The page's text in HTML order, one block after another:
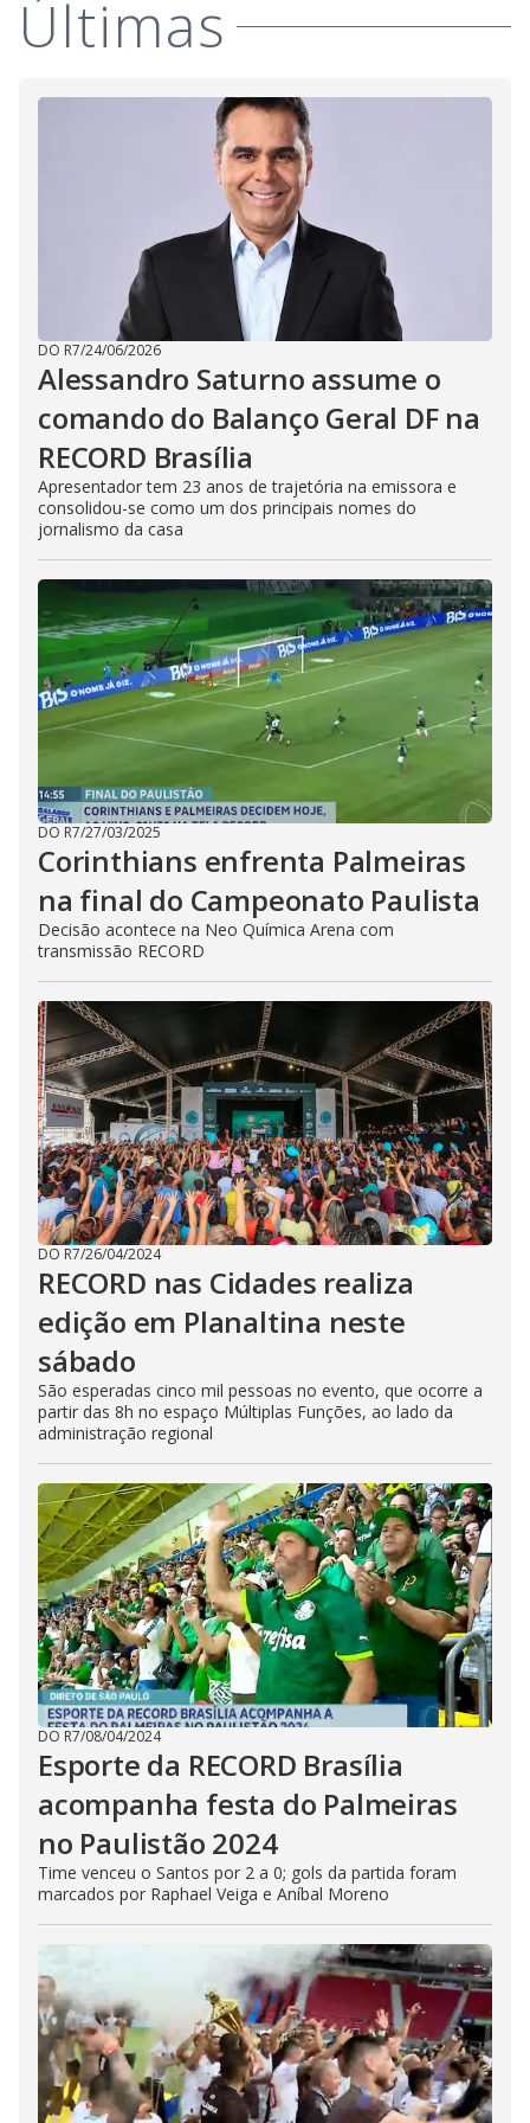
i
d
e
o
Últimas
DO R7/24/06/2026
Alessandro Saturno assume o
comando do Balanço Geral DF na
RECORD Brasília
Apresentador tem 23 anos de trajetória na emissora e
consolidou-se como um dos principais nomes do
jornalismo da casa
DO R7/27/03/2025
Corinthians enfrenta Palmeiras
na final do Campeonato Paulista
Decisão acontece na Neo Química Arena com
transmissão RECORD
DO R7/26/04/2024
RECORD nas Cidades realiza
edição em Planaltina neste
sábado
São esperadas cinco mil pessoas no evento, que ocorre a
partir das 8h no espaço Múltiplas Funções, ao lado da
administração regional
DO R7/08/04/2024
Esporte da RECORD Brasília
acompanha festa do Palmeiras
no Paulistão 2024
Time venceu o Santos por 2 a 0; gols da partida foram
marcados por Raphael Veiga e Aníbal Moreno